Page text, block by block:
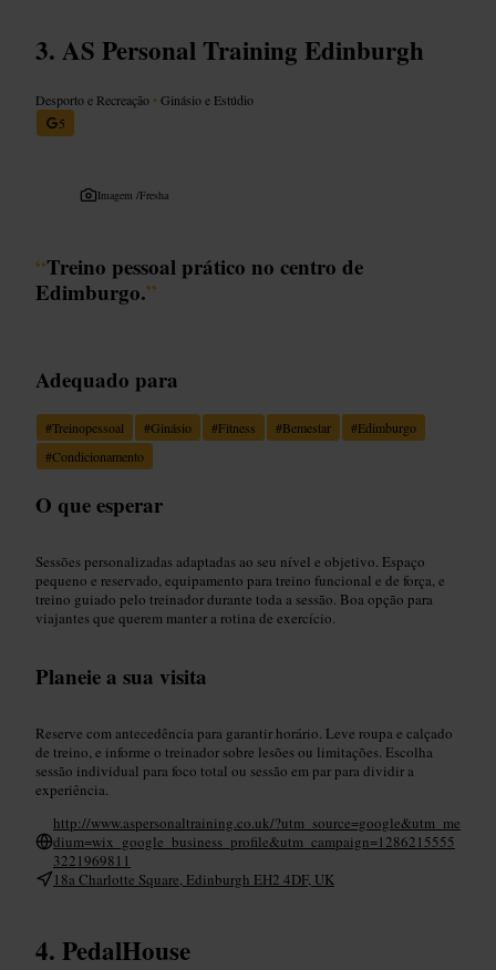
AS Personal Training Edinburgh
Desporto e Recreação •Ginásio e Estúdio
5
Imagem /Fresha
“Treino pessoal prático no centro de
Edimburgo.”
Adequado para
#Treinopessoal #Ginásio #Fitness #Bemestar #Edimburgo
#Condicionamento
O que esperar
Sessões personalizadas adaptadas ao seu nível e objetivo. Espaço
pequeno e reservado, equipamento para treino funcional e de força, e
treino guiado pelo treinador durante toda a sessão. Boa opção para
viajantes que querem manter a rotina de exercício.
Planeie a sua visita
Reserve com antecedência para garantir horário. Leve roupa e calçado
de treino, e informe o treinador sobre lesões ou limitações. Escolha
sessão individual para foco total ou sessão em par para dividir a
experiência.
http://www.aspersonaltraining.co.uk/?utm_source=google&utm_me
dium=wix_google_business_profile&utm_campaign=1286215555
3221969811
18a Charlotte Square, Edinburgh EH2 4DF, UK
PedalHouse